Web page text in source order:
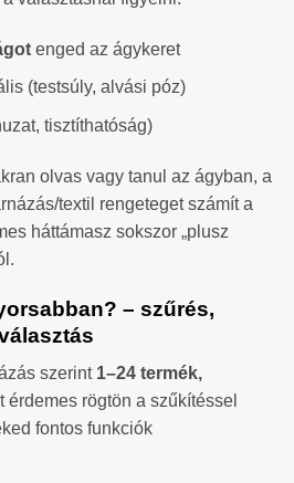
enged az ágykeret
(testsúly, alvási póz)
tisztíthatóság)
olvas vagy tanul az ágyban, a
textil rengeteget számít a
háttámasz sokszor „plusz
– szűrés,
szerint 1–24 termék,
érdemes rögtön a szűkítéssel
fontos funkciók